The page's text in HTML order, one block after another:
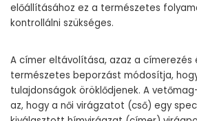
előállításához ez a természetes
kontrollálni szükséges.
A címer eltávolítása, azaz a címerezés
természetes beporzást módosítja,
tulajdonságok öröklődjenek. A
az, hogy a női virágzatot (cső) egy